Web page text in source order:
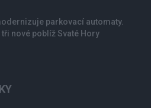
parkovací automaty.
tři nové poblíž Svaté Hory